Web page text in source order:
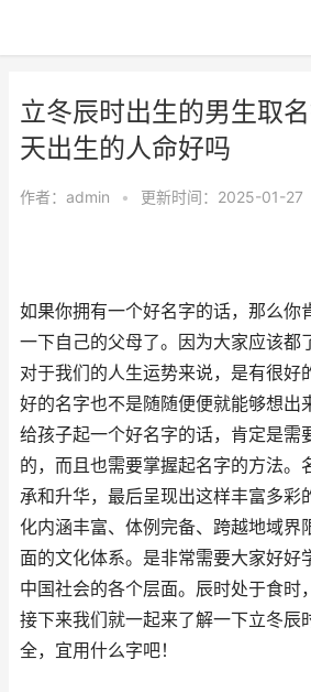
立冬辰时出生的男生取
天出生的人命好吗
作者： admin • 更新时间：2025-01-27
如果你拥有一个好名字的话，那么你
一下自己的父母了。因为大家应该都
对于我们的人生运势来说，是有很好
好的名字也不是随随便便就能够想出
给孩子起一个好名字的话，肯定是需
的，而且也需要掌握起名字的方法。
承和升华，最后呈现出这样丰富多彩
化内涵丰富、体例完备、跨越地域界
面的文化体系。是非常需要大家好好
中国社会的各个层面。辰时处于食时
接下来我们就一起来了解一下立冬辰
全，宜用什么字吧！